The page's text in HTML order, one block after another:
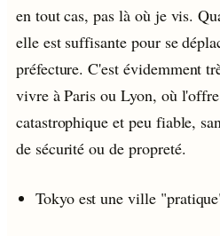
en tout cas, pas là où je vis.
elle est suffisante pour se
préfecture. C'est évidemment
vivre à Paris ou Lyon, où
catastrophique et peu fiable,
de sécurité ou de propreté.
Tokyo est une ville